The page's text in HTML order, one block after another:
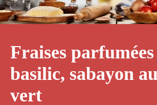
Fraises
basilic, sabayon
vert